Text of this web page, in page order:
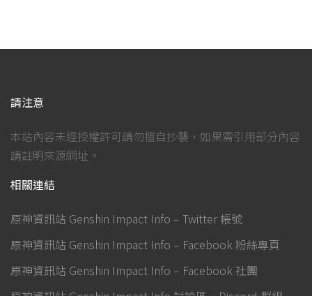
請注意
本站內容未經授權許可請勿擅自抄襲，如果需引用部分內容
請註明來源網址。
相關連結
原神資訊站 Genshin Impact Info – Twitter 帳號
原神資訊站 Genshin Impact Info – Facebook 粉絲專頁
原神資訊站 Genshin Impact Info – Facebook 社團